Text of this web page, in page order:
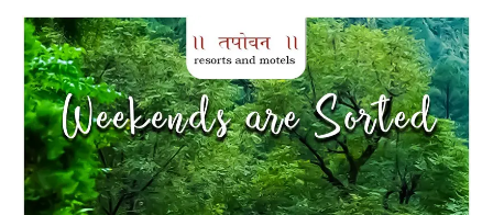
LIVE